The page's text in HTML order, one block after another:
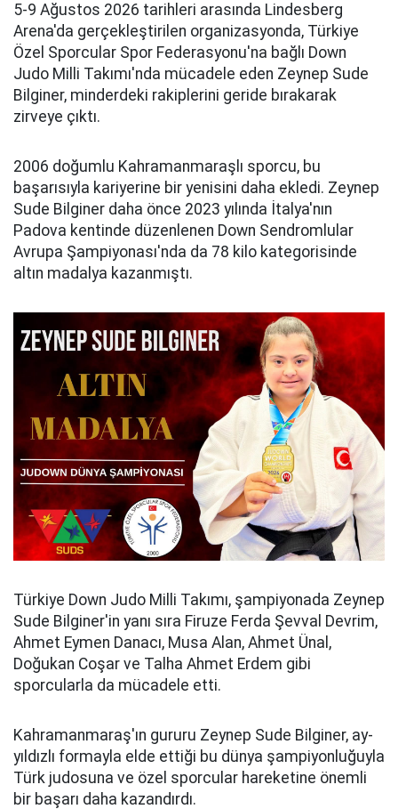
5-9 Ağustos 2026 tarihleri arasında Lindesberg
Arena'da gerçekleştirilen organizasyonda, Türkiye
Özel Sporcular Spor Federasyonu'na bağlı Down
Judo Milli Takımı'nda mücadele eden Zeynep Sude
Bilginer, minderdeki rakiplerini geride bırakarak
zirveye çıktı.
2006 doğumlu Kahramanmaraşlı sporcu, bu
başarısıyla kariyerine bir yenisini daha ekledi. Zeynep
Sude Bilginer daha önce 2023 yılında İtalya'nın
Padova kentinde düzenlenen Down Sendromlular
Avrupa Şampiyonası'nda da 78 kilo kategorisinde
altın madalya kazanmıştı.
Türkiye Down Judo Milli Takımı, şampiyonada Zeynep
Sude Bilginer'in yanı sıra Firuze Ferda Şevval Devrim,
Ahmet Eymen Danacı, Musa Alan, Ahmet Ünal,
Doğukan Coşar ve Talha Ahmet Erdem gibi
sporcularla da mücadele etti.
Kahramanmaraş'ın gururu Zeynep Sude Bilginer, ay-
yıldızlı formayla elde ettiği bu dünya şampiyonluğuyla
Türk judosuna ve özel sporcular hareketine önemli
bir başarı daha kazandırdı.